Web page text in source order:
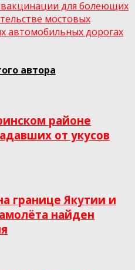
для болеющих
мостовых
автомобильных дорогах
автора
районе
от укусов
границе Якутии и
найден